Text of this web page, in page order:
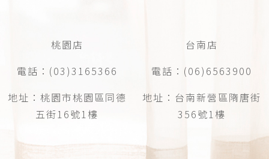
桃園店
電話：(03)3165366
地址：桃園市桃園區同德
五街16號1樓
台南店
電話：(06)6563900
地址：台南新營區隋唐街
356號1樓